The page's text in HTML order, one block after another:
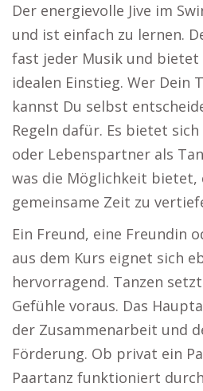
Der energievolle Jive im
und ist einfach zu lernen.
fast jeder Musik und bietet
idealen Einstieg. Wer Dein
kannst Du selbst
Regeln dafür. Es bietet
oder Lebenspartner als
was die Möglichkeit bietet,
gemeinsame Zeit zu
Ein Freund, eine Freundin
aus dem Kurs eignet sich
hervorragend. Tanzen
Gefühle voraus. Das
der Zusammenarbeit und
Förderung. Ob privat ein
Paartanz funktioniert